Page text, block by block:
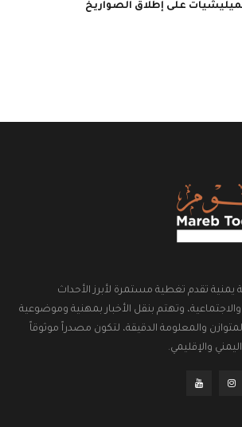
على إطلاق الصواريخ
يمنية تقدم تغطية مستمرة لأبرز الأحداث
وتهتم بنقل الأخبار بمهنية وموضوعية
والمعلومة الدقيقة، لتكون مصدراً موثوقاً
والإقليمي.